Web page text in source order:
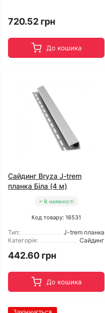
720.52 грн
До кошика
Сайдинг Bryza J-trem
планка Біла (4 м)
В наявності
Код товару: 16531
Тип:
J-trem планка
Категорія:
Сайдинг
442.60 грн
До кошика